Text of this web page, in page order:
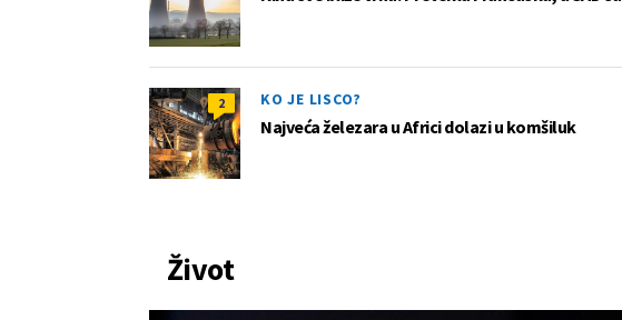
2 KO JE LISCO?
Najveća železara u Africi dolazi u komšiluk
Život